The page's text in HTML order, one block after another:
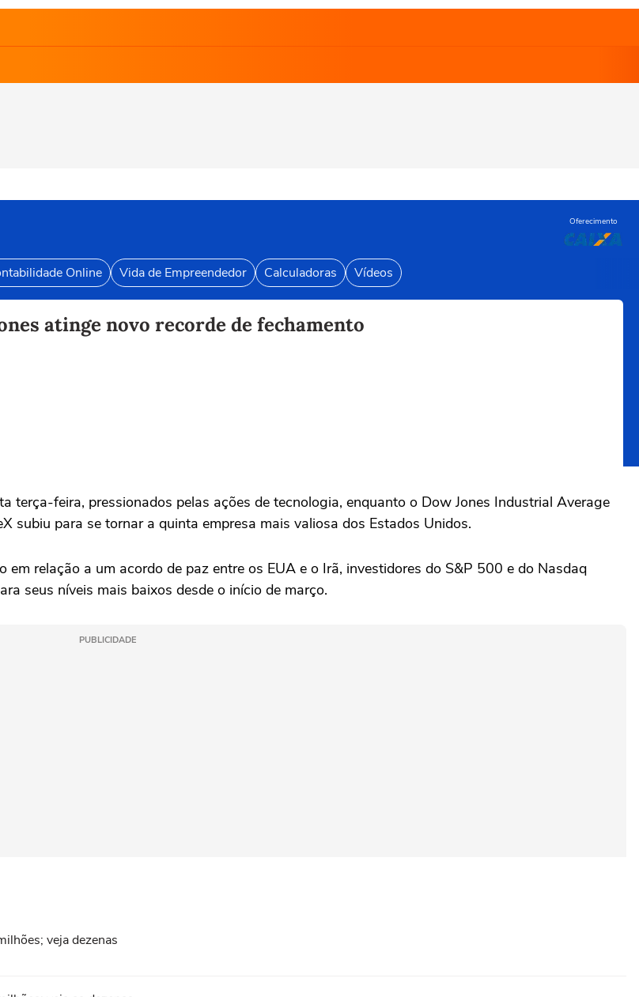
Oferecimento
Online Vida de Empreendedor Calculadoras Vídeos
atinge novo recorde de fechamento
terça-feira, pressionados pelas ações de tecnologia, enquanto o Dow Jones Industrial Average
subiu ⁠para se tornar a quinta empresa mais valiosa ‌dos Estados Unidos.
relação a um acordo ‌de paz entre os EUA e ‌o Irã, investidores do S&P 500 e ⁠do Nasdaq
seus níveis mais baixos desde o início de março.
PUBLICIDADE
veja dezenas